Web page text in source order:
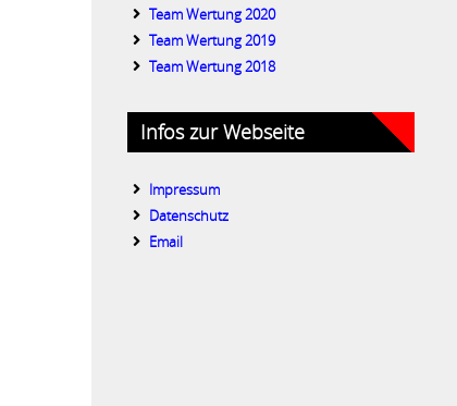
Team Wertung 2020
Team Wertung 2019
Team Wertung 2018
Infos zur Webseite
Impressum
Datenschutz
Email